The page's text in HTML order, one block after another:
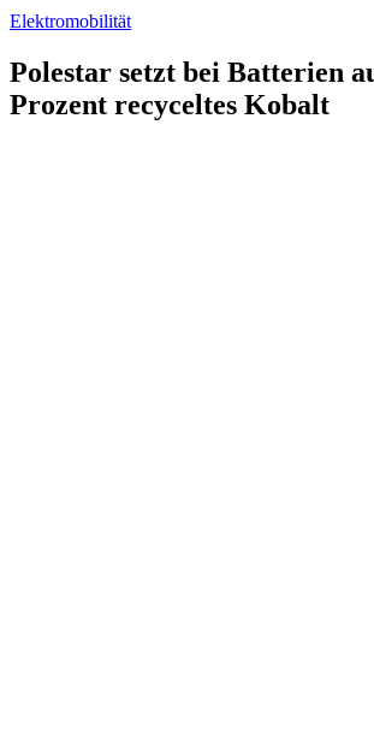
Elektromobilität
Polestar setzt bei Batterien
Prozent recyceltes Kobalt